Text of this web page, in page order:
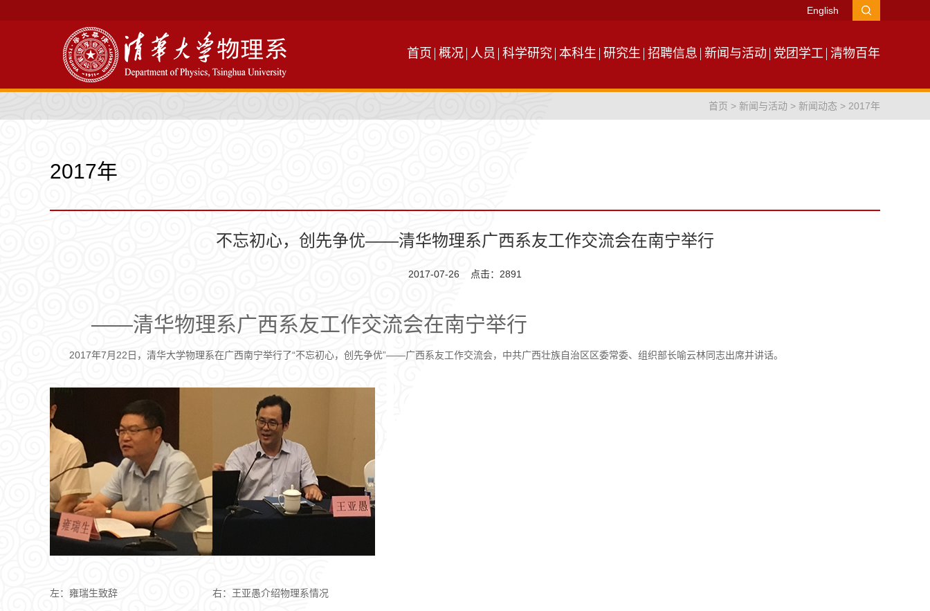
English
首页 概况 人员 科学研究 本科生 研究生 招聘信息 新闻与活动 党团学工 清物百年
首页 > 新闻与活动 > 新闻动态 > 2017年
2017年
不忘初心，创先争优——清华物理系广西系友工作交流会在南宁举行
2017-07-26 点击： 2891
——清华物理系广西系友工作交流会在南宁举行
2017年7月22日，清华大学物理系在广西南宁举行了“不忘初心，创先争优”——广西系友工作交流会，中共广西壮族自治区区委常委、组织部长喻云林同志出席并讲话。
左：雍瑞生致辞 右：王亚愚介绍物理系情况